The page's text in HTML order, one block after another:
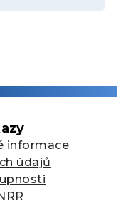
informace
údajů